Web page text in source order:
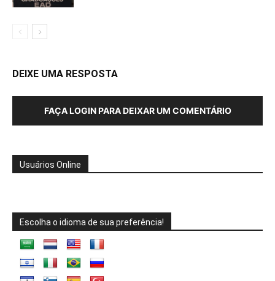
DEIXE UMA RESPOSTA
FAÇA LOGIN PARA DEIXAR UM COMENTÁRIO
Usuários Online
Escolha o idioma de sua preferência!